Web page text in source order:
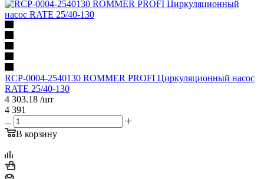
RCP-0004-2540130 ROMMER PROFI Циркуляционный насос
RATE 25/40-130
4 303.18 /шт
4 391
В корзину